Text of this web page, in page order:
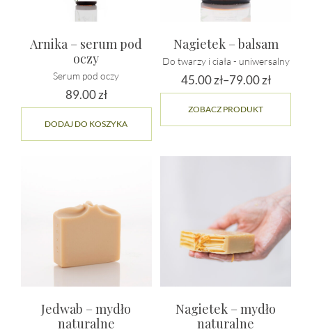
Arnika – serum pod
oczy
Serum pod oczy
89.00zł
DODAJ DO KOSZYKA
Nagietek – balsam
Do twarzy i ciała - uniwersalny
45.00zł–79.00zł
Zakres
cen:
od
ZOBACZ PRODUKT
ma
na
Jedwab – mydło
naturalne
Nagietek – mydło
naturalne